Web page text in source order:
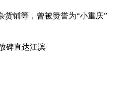
货铺等，曾被赞誉为“小重庆”
碑直达江滨